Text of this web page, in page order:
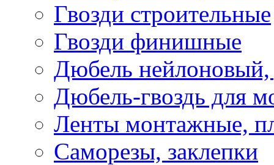
Гвозди строительные
Гвозди финишные
Дюбель нейлоновый,
Дюбель-гвоздь для
Ленты монтажные,
Саморезы, заклепки